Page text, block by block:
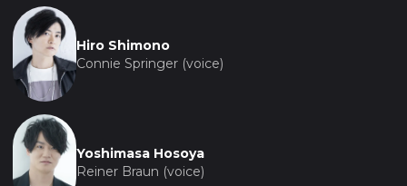
Hiro Shimono
Connie Springer (voice)
Yoshimasa Hosoya
Reiner Braun (voice)